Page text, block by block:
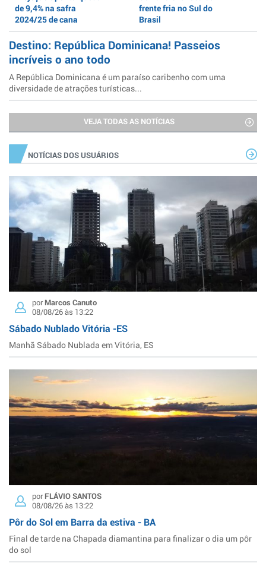
de 9,4% na safra
2024/25 de cana
frente fria no Sul do
Brasil
Destino: República Dominicana! Passeios
incríveis o ano todo
A República Dominicana é um paraíso caribenho com uma
diversidade de atrações turísticas...
VEJA TODAS AS NOTÍCIAS
NOTÍCIAS DOS USUÁRIOS
porMarcos Canuto
08/08/26 às 13:22
Sábado Nublado Vitória -ES
Manhã Sábado Nublada em Vitória, ES
porFLÁVIO SANTOS
08/08/26 às 13:22
Pôr do Sol em Barra da estiva - BA
Final de tarde na Chapada diamantina para finalizar o dia um pôr
do sol